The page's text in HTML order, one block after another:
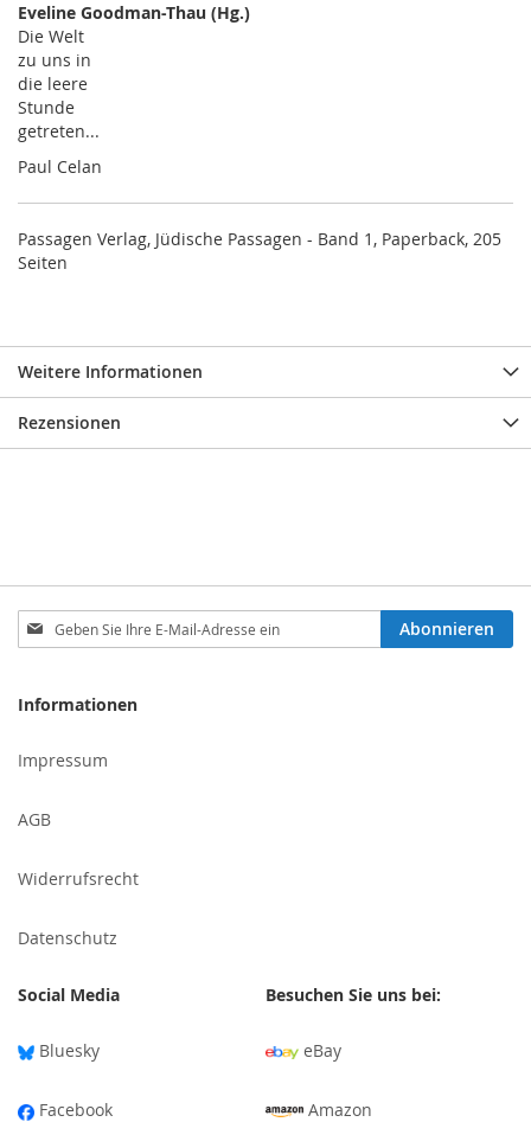
Eveline Goodman-Thau (Hg.)
Die Welt
zu uns in
die leere
Stunde
getreten...
Paul Celan
Passagen Verlag, Jüdische Passagen - Band 1, Paperback, 205
Seiten
Weitere Informationen
Rezensionen
Melden
Sie
unseren
an:
Abonnieren
Informationen
Impressum
AGB
Widerrufsrecht
Datenschutz
Social Media
Bluesky
Facebook
Besuchen Sie uns bei:
eBay
Amazon